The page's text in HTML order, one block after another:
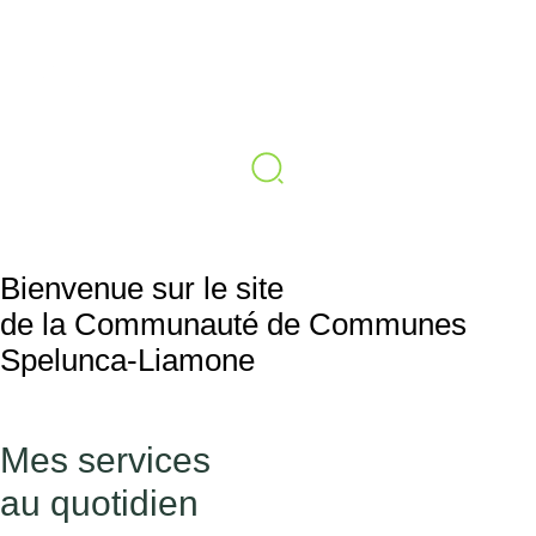
Bienvenue sur le site
de la Communauté de Communes
Spelunca-Liamone
Mes services
au quotidien